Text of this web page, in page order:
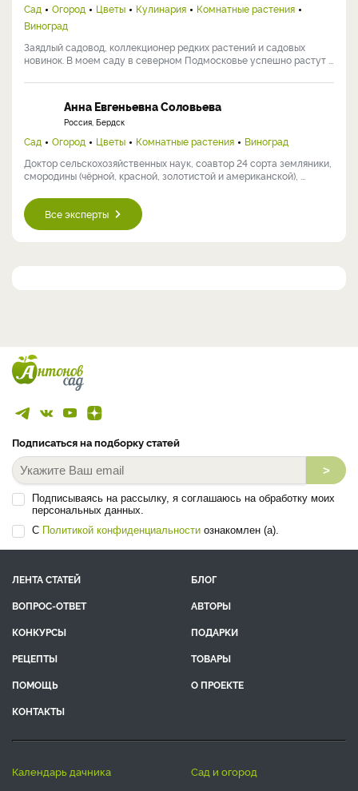
Сад Огород Цветы Кулинария
Комнатные растения
Виноград
Заядлый садовод, коллекционер редких растений и садовых
новинок. В моем саду в северном Подмосковье успешно растут ...
Анна Евгеньевна Соловьева
Россия, Бердск
Сад Огород Цветы Комнатные растения
Виноград
Доктор сельскохозяйственных наук, соавтор 24 сорта земляники,
смородины (чёрной, красной, золотистой и американской), ...
Все эксперты
Подписаться на подборку статей
>
Подписываясь на рассылку, я соглашаюсь на обработку моих
персональных данных.
С Политикой конфиденциальности ознакомлен (а).
ЛЕНТА СТАТЕЙ
БЛОГ
ВОПРОС-ОТВЕТ
АВТОРЫ
КОНКУРСЫ
ПОДАРКИ
РЕЦЕПТЫ
ТОВАРЫ
ПОМОЩЬ
О ПРОЕКТЕ
КОНТАКТЫ
календарь дачника
сад и огород